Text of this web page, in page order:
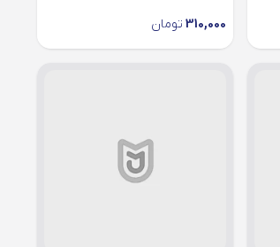
310,000 تومان